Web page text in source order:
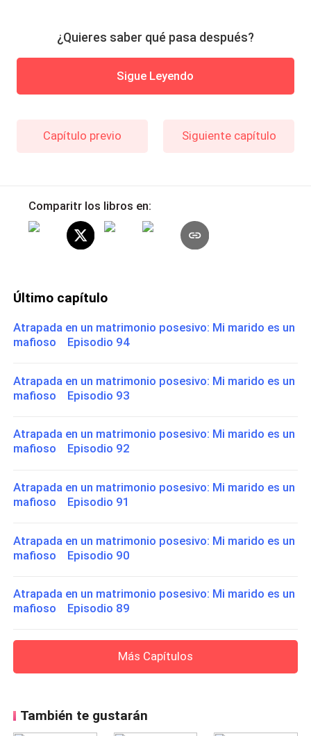
¿Quieres saber qué pasa después?
Sigue Leyendo
Capítulo previo Siguiente capítulo
Comparitr los libros en:
Último capítulo
Atrapada en un matrimonio posesivo: Mi marido es un
mafioso Episodio 94
Atrapada en un matrimonio posesivo: Mi marido es un
mafioso Episodio 93
Atrapada en un matrimonio posesivo: Mi marido es un
mafioso Episodio 92
Atrapada en un matrimonio posesivo: Mi marido es un
mafioso Episodio 91
Atrapada en un matrimonio posesivo: Mi marido es un
mafioso Episodio 90
Atrapada en un matrimonio posesivo: Mi marido es un
mafioso Episodio 89
Más Capítulos
También te gustarán